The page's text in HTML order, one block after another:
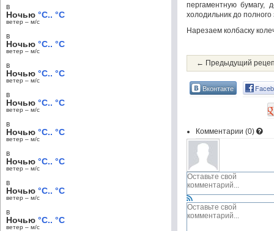
пергаментную бумагу,
холодильник до
Нарезаем колбаску
← Предыдущий
Вконтакте
Комментарии (0)
в
Ночью °C.. °C
ветер – м/c
в
Ночью °C.. °C
ветер – м/c
в
Ночью °C.. °C
ветер – м/c
в
Ночью °C.. °C
ветер – м/c
в
Ночью °C.. °C
ветер – м/c
в
Ночью °C.. °C
ветер – м/c
в
Ночью °C.. °C
ветер – м/c
в
Ночью °C.. °C
ветер – м/c